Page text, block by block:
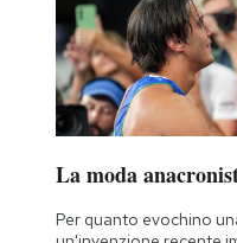
La moda
Per quanto evochino